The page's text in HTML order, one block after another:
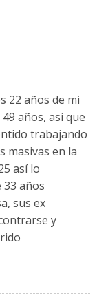
22 años de mi
años, así que
trabajando
masivas en la
así lo
años
sus ex
y